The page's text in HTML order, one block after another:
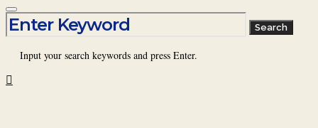
Search for:
Search
Input your search keywords and press Enter.